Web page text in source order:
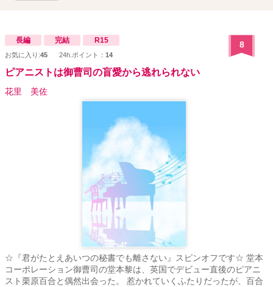
長編 完結 R15
お気に入り:45 24h.ポイント： 14
8
ピアニストは御曹司の盲愛から逃れられない
花里 美佐
☆『君がたとえあいつの秘書でも離さない』スピンオフです☆ 堂本
コーポレーション御曹司の堂本黎は、英国でデビュー直後のピアニ
スト栗原百合と偶然出会った。 惹かれていくふたりだったが、百合